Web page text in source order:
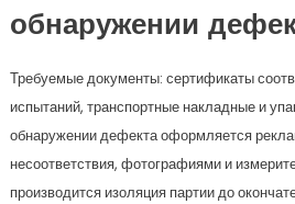
обнаружении
Требуемые документы: сертификаты
испытаний, транспортные накладные и
обнаружении дефекта оформляется
несоответствия, фотографиями и
производится изоляция партии до